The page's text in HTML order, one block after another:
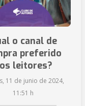
o canal de
preferido
leitores?
11 de junio de 2024,
11:51 h